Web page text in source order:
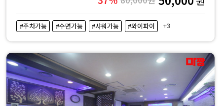
#주차가능 #수면가능 #샤워가능 #와이파이 +3